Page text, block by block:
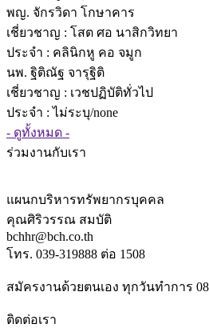
พญ. จักรวิดา โกษาคาร
เชี่ยวชาญ : โสต ศอ นาสิกวิทยา
ประจำ : คลินิกหู คอ จมูก
นพ. ฐิติณัฐ จารุฐิติ
เชี่ยวชาญ : เวชปฏิบัติทั่วไป
ประจำ : ไม่ระบุ/none
- ดูทั้งหมด -
ร่วมงานกับเรา
แผนกบริหารทรัพยากรบุคคล
คุณศิริวรรณ สมบัติ
bchhr@bch.co.th
โทร. 039-319888 ต่อ 1508
สมัครงานด้วยตนเอง ทุกวันทำการ
ติดต่อเรา